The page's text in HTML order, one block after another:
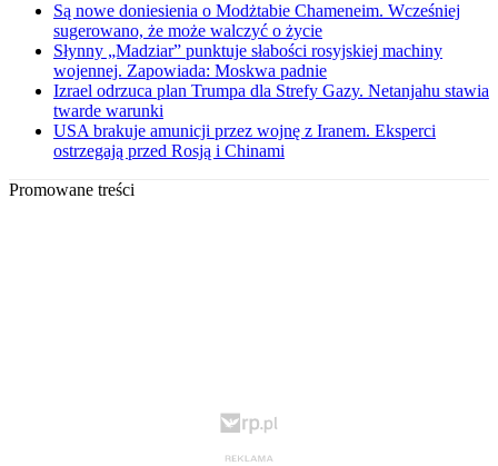
Są nowe doniesienia o Modżtabie Chameneim. Wcześniej
sugerowano, że może walczyć o życie
Słynny „Madziar” punktuje słabości rosyjskiej machiny
wojennej. Zapowiada: Moskwa padnie
Izrael odrzuca plan Trumpa dla Strefy Gazy. Netanjahu stawia
twarde warunki
USA brakuje amunicji przez wojnę z Iranem. Eksperci
ostrzegają przed Rosją i Chinami
Promowane treści